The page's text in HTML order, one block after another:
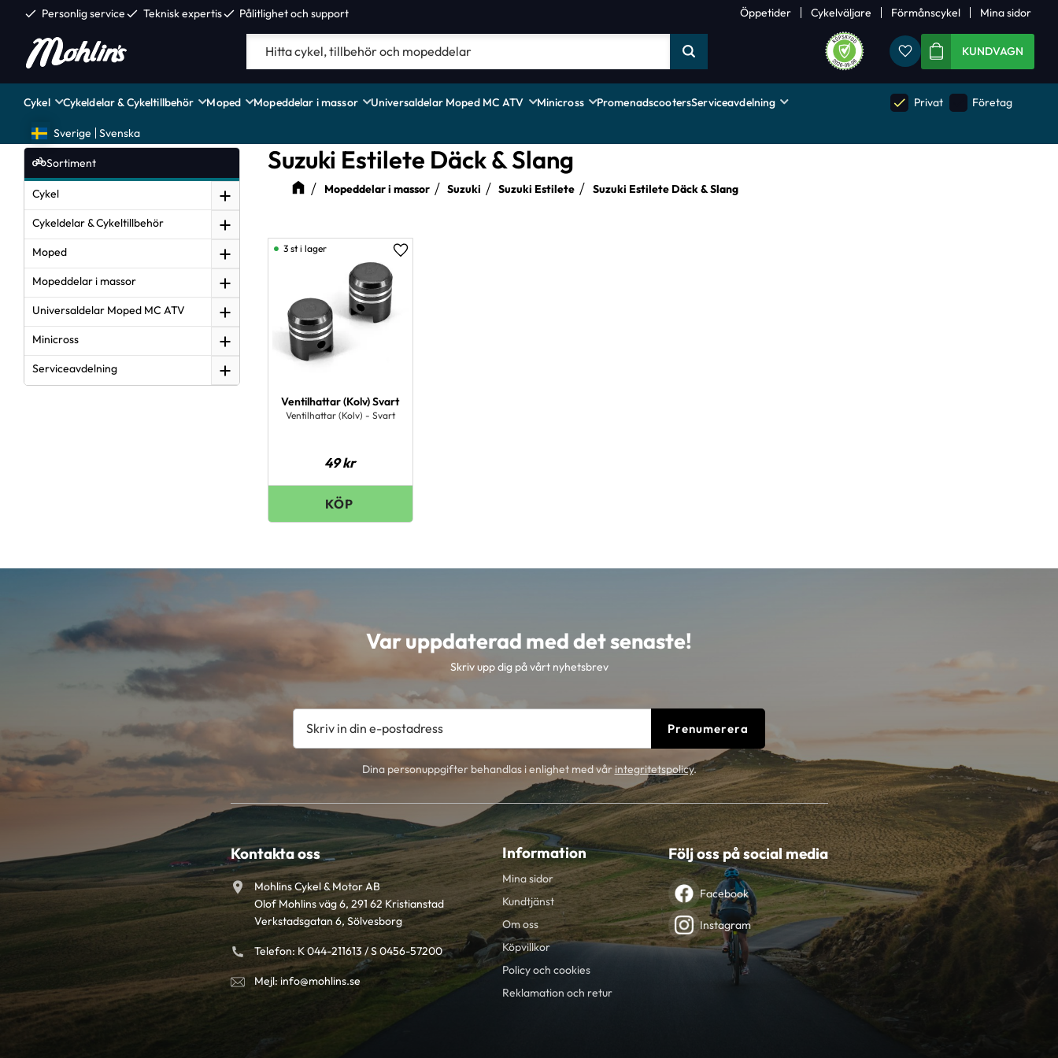
check Personlig servicecheck Teknisk expertischeck Pålitlighet och support Öppetider Cykelväljare Förmånscykel Mina sidor
FavoriterKUNDVAGN
Cykel Cykeldelar & Cykeltillbehör Moped Mopeddelar i massor Universaldelar Moped MC ATV Minicross PromenadscootersServiceavdelning done Privat Företag
Sverige Svenska
Suzuki Estilete Däck & Slang
Mopeddelar i massor Suzuki Suzuki Estilete Suzuki Estilete Däck & Slang
Ventilhattar (Kolv) Svart
Ventilhattar (Kolv) - Svart
49kr
Lägg till i favoriter
3 st i lager
Sortiment
Cykel
Cykeldelar & Cykeltillbehör
Moped
Mopeddelar i massor
Universaldelar Moped MC ATV
Minicross
Serviceavdelning
Var uppdaterad med det senaste!
Skriv upp dig på vårt nyhetsbrev
Prenumerera
Dina personuppgifter behandlas i enlighet med vårintegritetspolicy.
Kontakta oss
Mohlins Cykel & Motor AB
Olof Mohlins väg 6, 291 62 Kristianstad
Verkstadsgatan 6, Sölvesborg
Telefon: K 044-211613 / S 0456-57200
Mejl: info@mohlins.se
Information
Mina sidor
Kundtjänst
Om oss
Köpvillkor
Policy och cookies
Reklamation och retur
Följ oss på social media
Facebook
Instagram